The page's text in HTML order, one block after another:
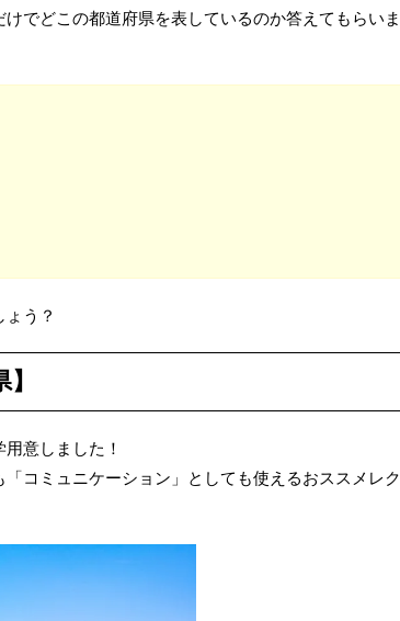
でどこの都道府県を表しているのか答えてもらいま
う？
】
意しました！
「コミュニケーション」としても使えるおススメレク